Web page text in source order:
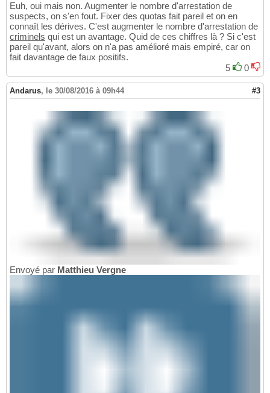
Euh, oui mais non. Augmenter le nombre d'arrestation de
suspects, on s'en fout. Fixer des quotas fait pareil et on en
connaît les dérives. C'est augmenter le nombre d'arrestation de
criminels qui est un avantage. Quid de ces chiffres là ? Si c'est
pareil qu'avant, alors on n'a pas amélioré mais empiré, car on
fait davantage de faux positifs.
5
0
Andarus, le 30/08/2016 à 09h44 #3
Envoyé par Matthieu Vergne